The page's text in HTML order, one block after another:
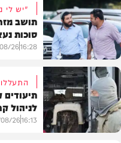
בעולם
משטרה
"יש לי
תושב
סוכות
16:28
26
לניהול
16:13
26